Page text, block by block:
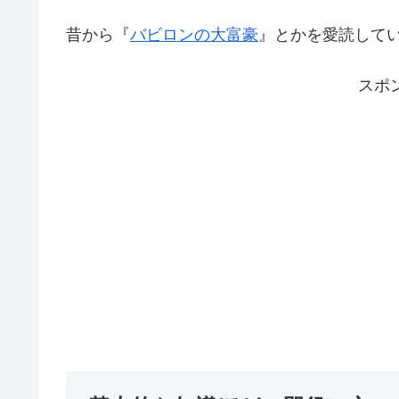
昔から『バビロンの大富豪』とかを愛読して
スポ